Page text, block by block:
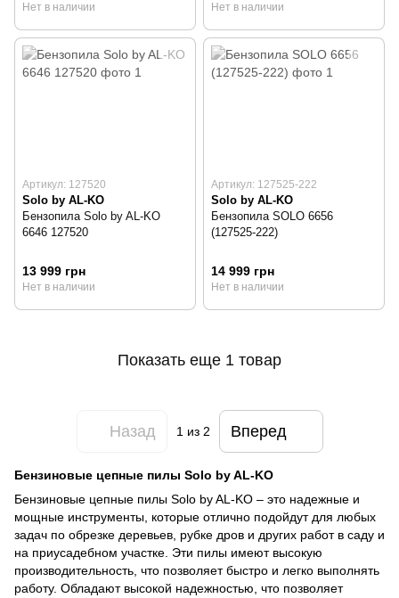
Нет в наличии Нет в наличии
Артикул: 127520
Solo by AL-KO
Бензопила Solo by AL-KO
6646 127520
13 999 грн
Нет в наличии
Артикул: 127525-222
Solo by AL-KO
Бензопила SOLO 6656
(127525-222)
14 999 грн
Нет в наличии
Показать еще 1 товар
Назад 1 из 2 Вперед
Бензиновые цепные пилы Solo by AL-KO
Бензиновые цепные пилы Solo by AL-KO – это надежные и
мощные инструменты, которые отлично подойдут для любых
задач по обрезке деревьев, рубке дров и других работ в саду и
на приусадебном участке. Эти пилы имеют высокую
производительность, что позволяет быстро и легко выполнять
работу. Обладают высокой надежностью, что позволяет